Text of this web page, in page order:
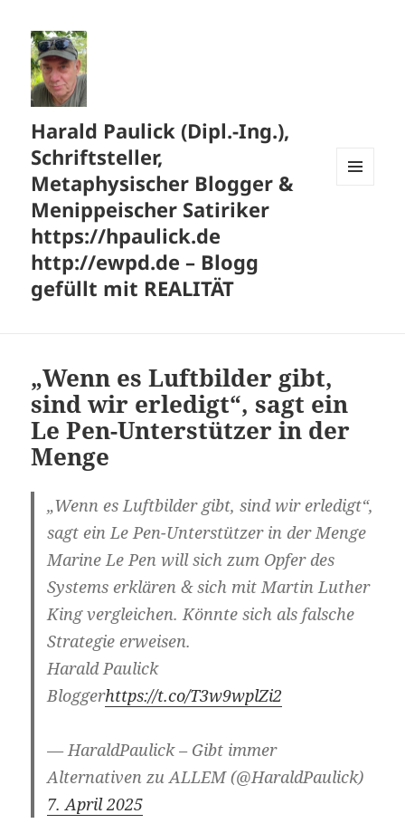
Harald Paulick (Dipl.-Ing.),
Schriftsteller,
Metaphysischer Blogger &
Menippeischer Satiriker
https://hpaulick.de
http://ewpd.de – Blogg
gefüllt mit REALITÄT
„Wenn es Luftbilder gibt,
sind wir erledigt“, sagt ein
Le Pen-Unterstützer in der
Menge
„Wenn es Luftbilder gibt, sind wir erledigt“,
sagt ein Le Pen-Unterstützer in der Menge
Marine Le Pen will sich zum Opfer des
Systems erklären & sich mit Martin Luther
King vergleichen. Könnte sich als falsche
Strategie erweisen.
Harald Paulick
Bloggerhttps://t.co/T3w9wplZi2
— HaraldPaulick – Gibt immer
Alternativen zu ALLEM (@HaraldPaulick)
7. April 2025